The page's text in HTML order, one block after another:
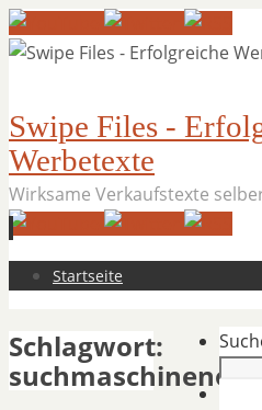
Swipe Files -
Werbetexte
Wirksame Verkaufstexte
Zum
springen
Startseite
Schlagwort: